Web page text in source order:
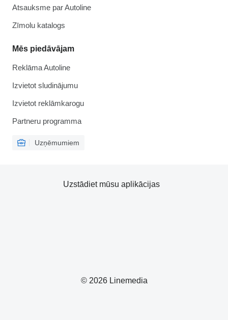
Atsauksme par Autoline
Zīmolu katalogs
Mēs piedāvājam
Reklāma Autoline
Izvietot sludinājumu
Izvietot reklāmkarogu
Partneru programma
Uzņēmumiem
© 2026 Linemedia
Uzstādiet mūsu aplikācijas